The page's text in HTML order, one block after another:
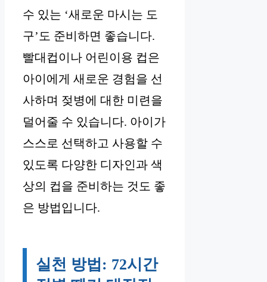
수 있는 ‘새로운 마시는 도
구’도 준비하면 좋습니다.
빨대컵이나 어린이용 컵은
아이에게 새로운 경험을 선
사하며 젖병에 대한 미련을
덜어줄 수 있습니다. 아이가
스스로 선택하고 사용할 수
있도록 다양한 디자인과 색
상의 컵을 준비하는 것도 좋
은 방법입니다.
실천 방법: 72시간